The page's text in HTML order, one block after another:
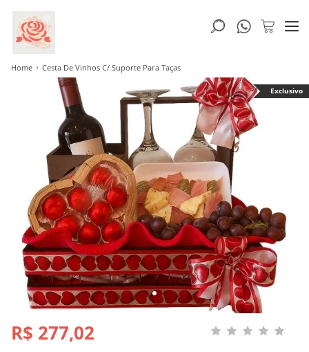
Home Cesta De Vinhos C/ Suporte Para Taças
Exclusivo
R$ 277,02